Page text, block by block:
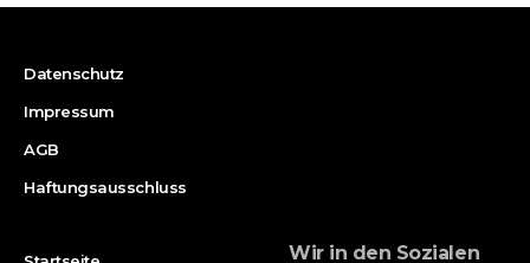
Datenschutz
Impressum
AGB
Haftungsausschluss
Wir in den Sozialen